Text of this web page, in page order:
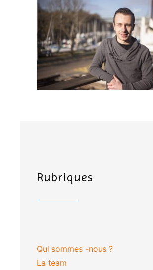
Rubriques
Qui sommes -nous ?
La team